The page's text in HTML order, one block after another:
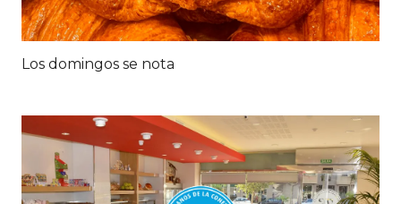
Los domingos se nota